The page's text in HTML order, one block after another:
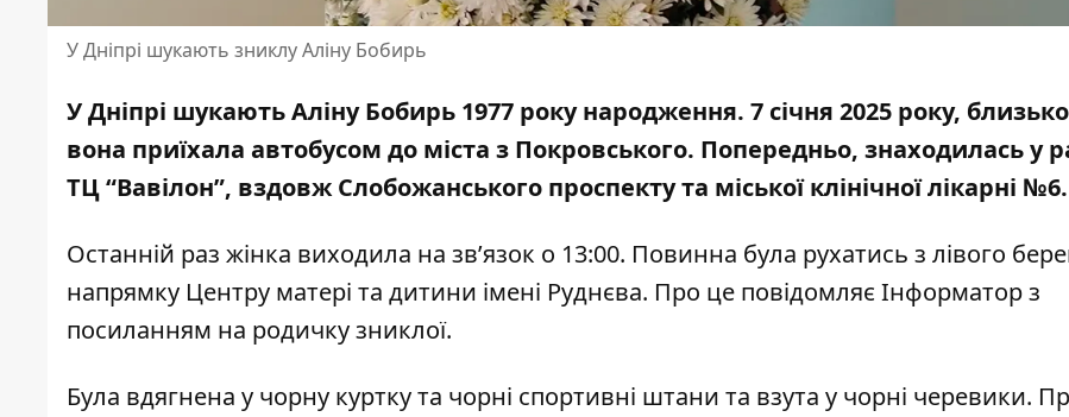
У Дніпрі шукають зниклу Аліну Бобирь
У Дніпрі шукають Аліну Бобирь 1977 року народження. 7 січня 2025 року,
вона приїхала автобусом до міста з Покровського. Попередньо, знаходилась у
ТЦ “Вавілон”, вздовж Слобожанського проспекту та міської клінічної лікарні №6.
Останній раз жінка виходила на зв’язок о 13:00. Повинна була рухатись з лівого
напрямку Центру матері та дитини імені Руднєва. Про це повідомляє Інформатор з
посиланням на родичку зниклої.
Була вдягнена у чорну куртку та чорні спортивні штани та взута у чорні черевики.